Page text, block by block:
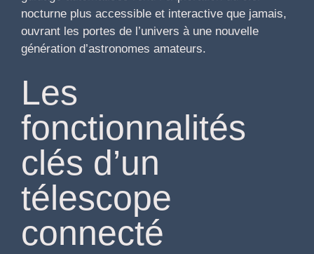
nocturne plus accessible et interactive que jamais,
ouvrant les portes de l’univers à une nouvelle
génération d’astronomes amateurs.
Les
fonctionnalités
clés d’un
télescope
connecté